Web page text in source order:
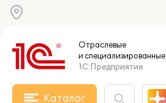
Отраслевые
и специализированные
1С:Предприятие
Каталог